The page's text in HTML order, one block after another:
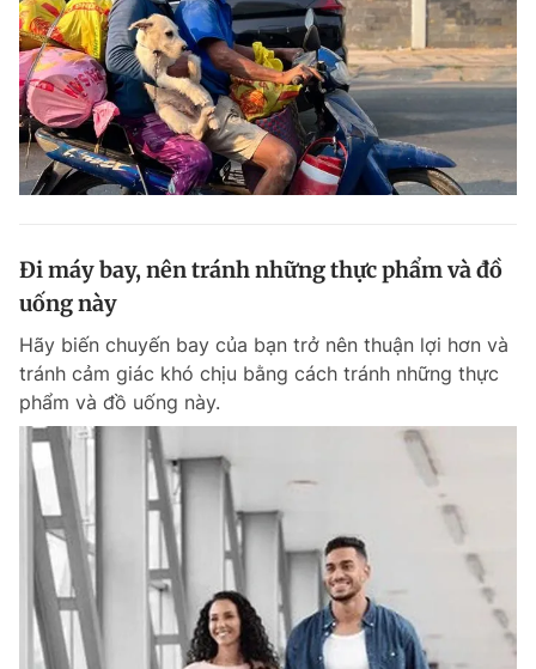
Đi máy bay, nên tránh những thực phẩm và đồ
uống này
Hãy biến chuyến bay của bạn trở nên thuận lợi hơn và
tránh cảm giác khó chịu bằng cách tránh những thực
phẩm và đồ uống này.